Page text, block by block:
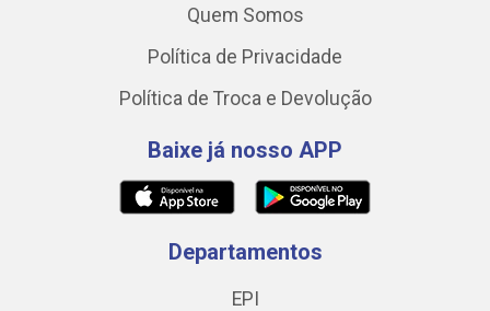
Quem Somos
Política de Privacidade
Política de Troca e Devolução
Baixe já nosso APP
Departamentos
EPI